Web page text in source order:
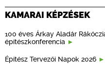
KAMARAI KÉPZÉSEK
100 éves Árkay Aladár
építészkonferencia
Építész Tervezői Napok 2026